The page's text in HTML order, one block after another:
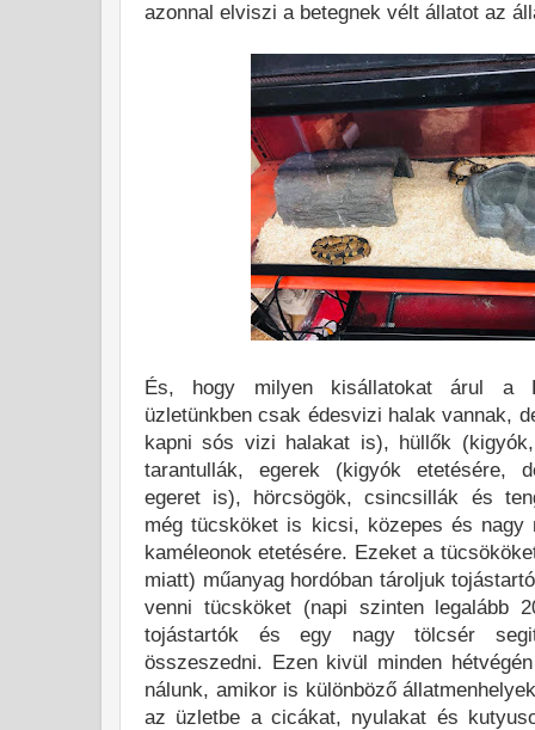
azonnal elviszi a betegnek vélt állatot az
És, hogy milyen kisállatokat árul a
üzletünkben csak édesvizi halak vannak,
kapni sós vizi halakat is), hüllők
tarantullák, egerek (kigyók etetésére,
egeret is), hörcsögök, csincsillák és
még tücsköket is kicsi, közepes és nagy
kaméleonok etetésére. Ezeket a
miatt) műanyag hordóban tároljuk
venni tücsköket (napi szinten legalább
tojástartók és egy nagy tölcsér
összeszedni. Ezen kivül minden
nálunk, amikor is különböző
az üzletbe a cicákat, nyulakat és